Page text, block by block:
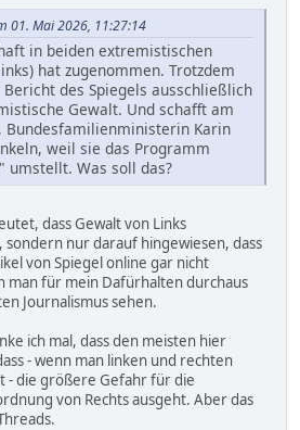
01. Mai 2026, 11:27:14
in beiden extremistischen
hat zugenommen. Trotzdem
des Spiegels ausschließlich
Gewalt. Und schafft am
Bundesfamilienministerin Karin
weil sie das Programm
umstellt. Was soll das?
dass Gewalt von Links
nur darauf hingewiesen, dass
von Spiegel online gar nicht
man für mein Dafürhalten durchaus
Journalismus sehen.
ich mal, dass den meisten hier
- wenn man linken und rechten
- die größere Gefahr für die
von Rechts ausgeht. Aber das